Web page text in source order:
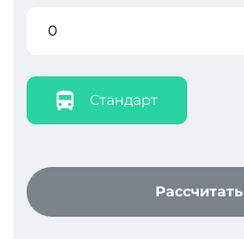
Стандарт
Рассчитать